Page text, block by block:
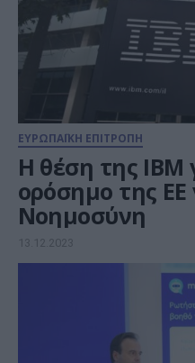
ΕΥΡΩΠΑΪΚΗ ΕΠΙΤΡΟΠΗ
Η θέση της
ορόσημο της ΕΕ
Νοημοσύνη
13.12.2023